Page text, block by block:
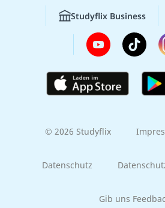
Studyflix Business
© 2026 Studyflix
Datenschutz
Gib uns